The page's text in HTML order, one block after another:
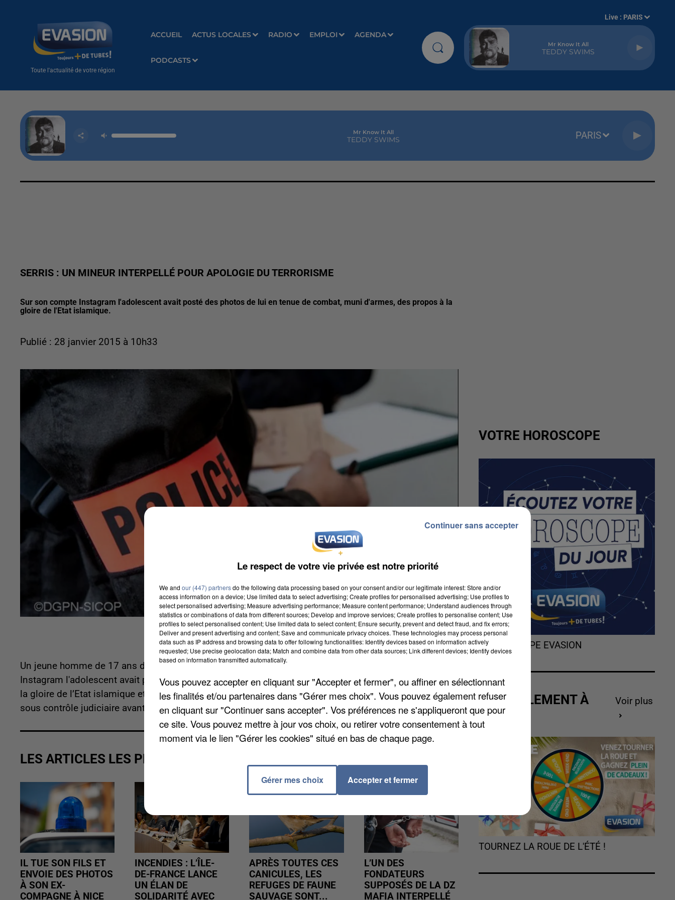
Toute l'actualité de votre région
ACCUEIL ACTUS LOCALES RADIO EMPLOI AGENDA
PODCASTS
Live : PARIS
Mr Know It All
TEDDY SWIMS
Mr Know It All
TEDDY SWIMS PARIS
SERRIS : UN MINEUR INTERPELLÉ POUR APOLOGIE DU TERRORISME
Sur son compte Instagram l'adolescent avait posté des photos de lui en tenue de combat, muni d'armes, des propos à la
gloire de l'Etat islamique.
Publié : 28 janvier 2015 à 10h33
Un jeune homme de 17 ans de Serris a été interpellé pour apologie du terrorisme. Sur son compte
Instagram l'adolescent avait posté des photos de lui en tenue de combat, muni d’armes, des propos à
la gloire de l’Etat islamique et il faisait également référence aux attentats. Le jeune homme a été placé
sous contrôle judiciaire avant une mise en examen dans les prochaines semaines.
LES ARTICLES LES PLUS VUS
IL TUE SON FILS ET
ENVOIE DES PHOTOS
À SON EX-
COMPAGNE À NICE
INCENDIES : L’ÎLE-
DE-FRANCE LANCE
UN ÉLAN DE
SOLIDARITÉ AVEC
APRÈS TOUTES CES
CANICULES, LES
REFUGES DE FAUNE
SAUVAGE SONT...
L’UN DES
FONDATEURS
SUPPOSÉS DE LA DZ
MAFIA INTERPELLÉ
VOTRE HOROSCOPE
L'HOROSCOPE EVASION
ACTUELLEMENT À
GAGNER
Voir plus
TOURNEZ LA ROUE DE L'ÉTÉ !
Le respect de votre vie privée est notre priorité
We and our (447) partnersdo the following data processing based on your consent and/or our legitimate interest: Store and/or
access information on a device; Use limited data to select advertising; Create profiles for personalised advertising; Use profiles to
select personalised advertising; Measure advertising performance; Measure content performance; Understand audiences through
statistics or combinations of data from different sources; Develop and improve services; Create profiles to personalise content; Use
profiles to select personalised content; Use limited data to select content; Ensure security, prevent and detect fraud, and fix errors;
Deliver and present advertising and content; Save and communicate privacy choices. These technologies may process personal
data such as IP address and browsing data to offer following functionalities: Identify devices based on information actively
requested; Use precise geolocation data; Match and combine data from other data sources; Link different devices; Identify devices
based on information transmitted automatically.
Vous pouvez accepter en cliquant sur "Accepter et fermer", ou affiner en sélectionnant
les finalités et/ou partenaires dans "Gérer mes choix". Vous pouvez également refuser
en cliquant sur "Continuer sans accepter". Vos préférences ne s'appliqueront que pour
ce site. Vous pouvez mettre à jour vos choix, ou retirer votre consentement à tout
moment via le lien "Gérer les cookies" situé en bas de chaque page.
Gérer mes choix Accepter et fermer
Continuer sans accepter